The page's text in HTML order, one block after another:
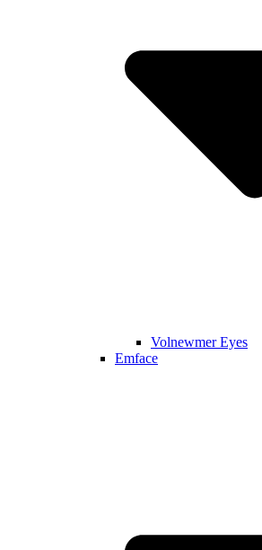
Volnewmer Eyes
Emface